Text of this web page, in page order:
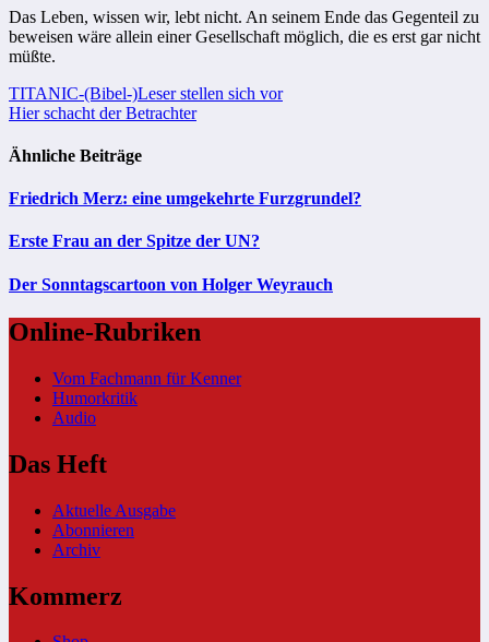
Das Leben, wissen wir, lebt nicht. An seinem Ende das Gegenteil zu
beweisen wäre allein einer Gesellschaft möglich, die es erst gar nicht
müßte.
Beitragsnavigation
TITANIC-(Bibel-)Leser stellen sich vor
Hier schacht der Betrachter
Ähnliche Beiträge
Friedrich Merz: eine umgekehrte Furzgrundel?
Erste Frau an der Spitze der UN?
Der Sonntagscartoon von Holger Weyrauch
Online-Rubriken
Vom Fachmann für Kenner
Humorkritik
Audio
Das Heft
Aktuelle Ausgabe
Abonnieren
Archiv
Kommerz